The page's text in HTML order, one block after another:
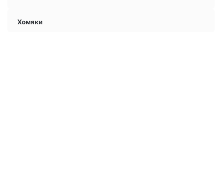
Хомяки